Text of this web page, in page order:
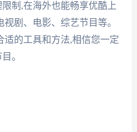
制,在海外也能畅享优酷上
剧、电影、综艺节目等。
适的工具和方法,相信您一定
。